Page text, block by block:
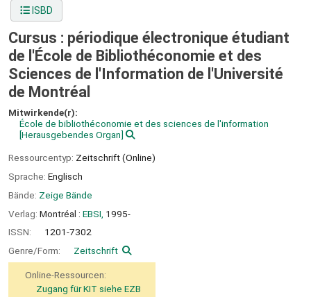
ISBD
Cursus : périodique électronique étudiant
de l'École de Bibliothéconomie et des
Sciences de l'Information de l'Université
de Montréal
Mitwirkende(r):
École de bibliothéconomie et des sciences de l'information
[Herausgebendes Organ]
Ressourcentyp: Zeitschrift (Online)
Sprache: Englisch
Bände: Zeige Bände
Verlag: Montréal : EBSI, 1995-
ISSN:
1201-7302
Genre/Form:
Zeitschrift
Online-Ressourcen:
Zugang für KIT siehe EZB